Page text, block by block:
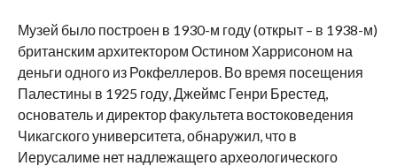
Музей было построен в 1930-м году (открыт – в 1938-м)
британским архитектором Остином Харрисоном на
деньги одного из Рокфеллеров. Во время посещения
Палестины в 1925 году, Джеймс Генри Брестед,
основатель и директор факультета востоковедения
Чикагского университета, обнаружил, что в
Иерусалиме нет надлежащего археологического